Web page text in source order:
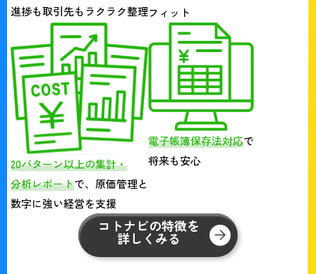
進捗も取引先もラクラク整理フィット
20パターン以上の集計・
分析レポートで、原価管理と
数字に強い経営を支援
電子帳簿保存法対応で
将来も安心
コトナビの特徴を
詳しくみる